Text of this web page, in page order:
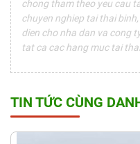
chong tham theo yeu cau
chuyen nghiep tai thai
dien cho nha dan va cong
tat ca cac hang muc tai
TIN TỨC CÙNG